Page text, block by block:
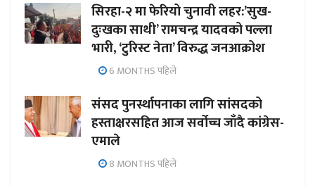
सिरहा-२ मा फेरियो चुनावी लहर:’सुख-
दुःखका साथी’ रामचन्द्र यादवको पल्ला
भारी, ‘टुरिस्ट नेता’ विरुद्ध जनआक्रोश
6 MONTHS पहिले
संसद पुनर्स्थापनाका लागि सांसदको
हस्ताक्षरसहित आज सर्वोच्च जाँदै कांग्रेस-
एमाले
8 MONTHS पहिले